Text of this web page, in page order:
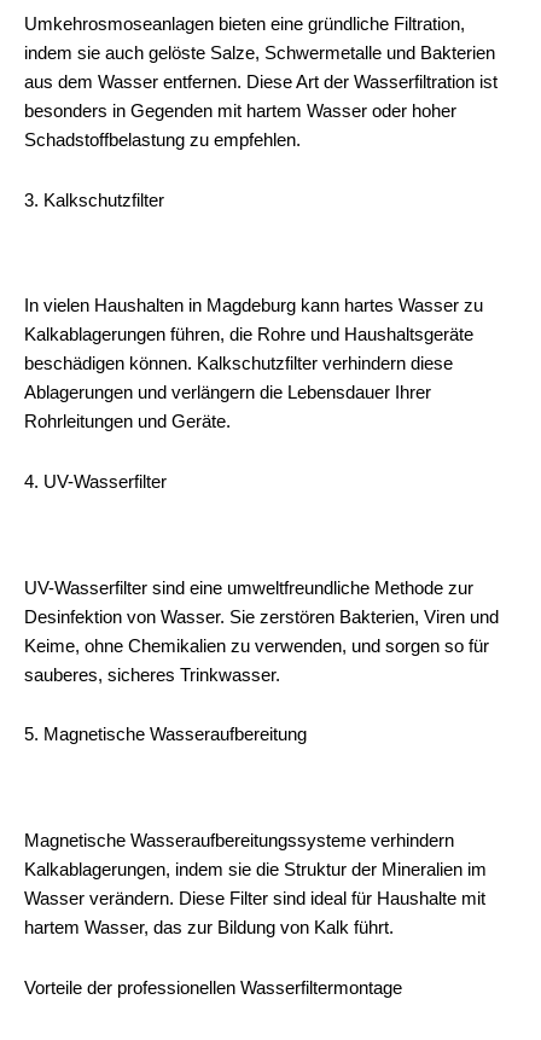
Umkehrosmoseanlagen bieten eine gründliche Filtration,
indem sie auch gelöste Salze, Schwermetalle und Bakterien
aus dem Wasser entfernen. Diese Art der Wasserfiltration ist
besonders in Gegenden mit hartem Wasser oder hoher
Schadstoffbelastung zu empfehlen.
3. Kalkschutzfilter
In vielen Haushalten in Magdeburg kann hartes Wasser zu
Kalkablagerungen führen, die Rohre und Haushaltsgeräte
beschädigen können. Kalkschutzfilter verhindern diese
Ablagerungen und verlängern die Lebensdauer Ihrer
Rohrleitungen und Geräte.
4. UV-Wasserfilter
UV-Wasserfilter sind eine umweltfreundliche Methode zur
Desinfektion von Wasser. Sie zerstören Bakterien, Viren und
Keime, ohne Chemikalien zu verwenden, und sorgen so für
sauberes, sicheres Trinkwasser.
5. Magnetische Wasseraufbereitung
Magnetische Wasseraufbereitungssysteme verhindern
Kalkablagerungen, indem sie die Struktur der Mineralien im
Wasser verändern. Diese Filter sind ideal für Haushalte mit
hartem Wasser, das zur Bildung von Kalk führt.
Vorteile der professionellen Wasserfiltermontage